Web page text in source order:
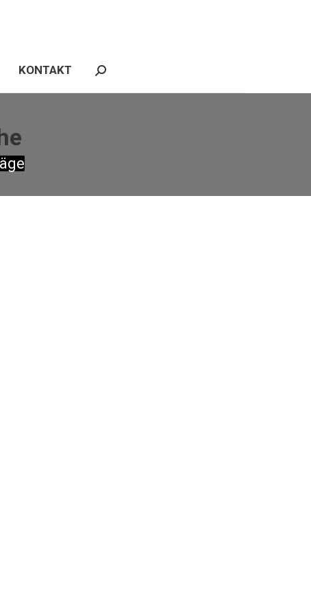
KONTAKT Search: